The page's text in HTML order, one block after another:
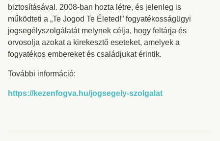
biztosításával. 2008-ban hozta létre, és jelenleg is
működteti a „Te Jogod Te Életed!” fogyatékosságügyi
jogsegélyszolgálatát melynek célja, hogy feltárja és
orvosolja azokat a kirekesztő eseteket, amelyek a
fogyatékos embereket és családjukat érintik.
További információ:
https://kezenfogva.hu/jogsegely-szolgalat